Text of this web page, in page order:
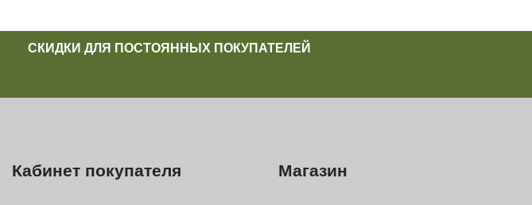
СКИДКИ ДЛЯ ПОСТОЯННЫХ ПОКУПАТЕЛЕЙ
Кабинет покупателя Магазин